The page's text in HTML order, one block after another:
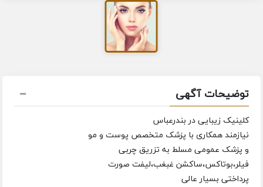
توضیحات آگهی
کلینیک زیبایی در بندرعباس
نیازمند همکاری با پزشک متخصص پوست و مو
و پزشک عمومی مسلط به تزریق چربی
فیلر،بوتاکس،ساکشن غبغب،لیفت صورت
پرداختی بسیار عالی